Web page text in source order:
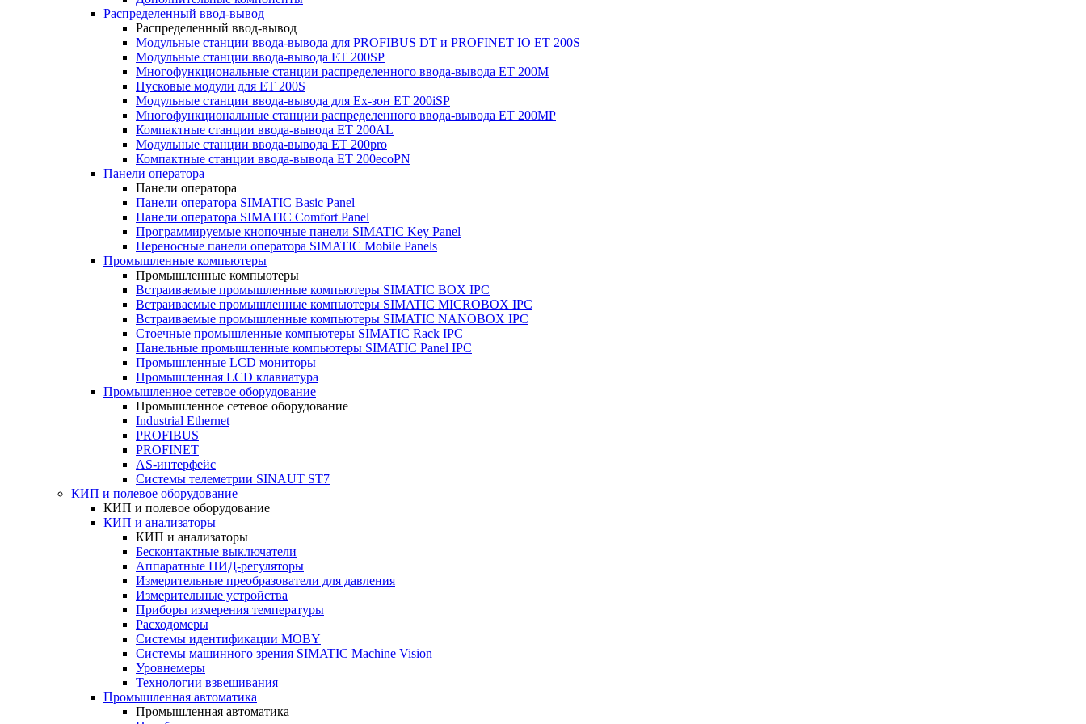
Распределенный ввод-вывод
Распределенный ввод-вывод
Модульные станции ввода-вывода для PROFIBUS DT и PROFINET IO ET 200S
Модульные станции ввода-вывода ET 200SP
Многофункциональные станции распределенного ввода-вывода ET 200M
Пусковые модули для ET 200S
Модульные станции ввода-вывода для Ex-зон ET 200iSP
Многофункциональные станции распределенного ввода-вывода ET 200MP
Компактные станции ввода-вывода ET 200AL
Модульные станции ввода-вывода ET 200pro
Компактные станции ввода-вывода ET 200ecoPN
Панели оператора
Панели оператора
Панели оператора SIMATIC Basic Panel
Панели оператора SIMATIC Comfort Panel
Программируемые кнопочные панели SIMATIC Key Panel
Переносные панели оператора SIMATIC Mobile Panels
Промышленные компьютеры
Промышленные компьютеры
Встраиваемые промышленные компьютеры SIMATIC BOX IPC
Встраиваемые промышленные компьютеры SIMATIC MICROBOX IPC
Встраиваемые промышленные компьютеры SIMATIC NANOBOX IPC
Стоечные промышленные компьютеры SIMATIC Rack IPC
Панельные промышленные компьютеры SIMATIC Panel IPC
Промышленные LCD мониторы
Промышленная LCD клавиатура
Промышленное сетевое оборудование
Промышленное сетевое оборудование
Industrial Ethernet
PROFIBUS
PROFINET
AS-интерфейс
Системы телеметрии SINAUT ST7
КИП и полевое оборудование
КИП и полевое оборудование
КИП и анализаторы
КИП и анализаторы
Бесконтактные выключатели
Аппаратные ПИД-регуляторы
Измерительные преобразователи для давления
Измерительные устройства
Приборы измерения температуры
Расходомеры
Системы идентификации MOBY
Системы машинного зрения SIMATIC Machine Vision
Уровнемеры
Технологии взвешивания
Промышленная автоматика
Промышленная автоматика